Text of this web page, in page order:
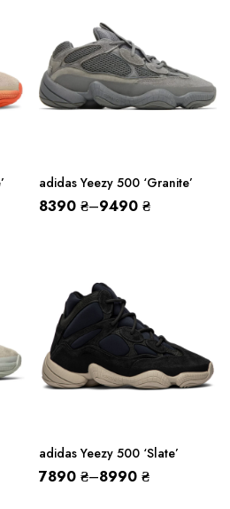
adidas Yeezy 500 ‘Granite’
8390 ₴–9490 ₴
adidas Yeezy 500 ‘Slate’
7890 ₴–8990 ₴